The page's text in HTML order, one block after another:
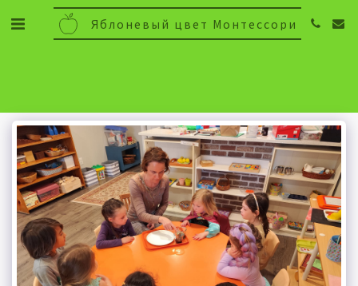
Яблоневый цвет Монтессори